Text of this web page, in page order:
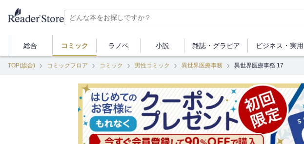
総合 コミック ラノベ 小説 雑誌・ グラビア ビジネス ・実用
TOP(総合) コミックフロア コミック 男性コミック 異世界医療事務 異世界医療事務 17